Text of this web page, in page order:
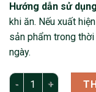
Hướng dẫn sử
khi ăn. Nếu xuất
sản phẩm trong
ngày.
VIÊN UỐNG TRẮNG